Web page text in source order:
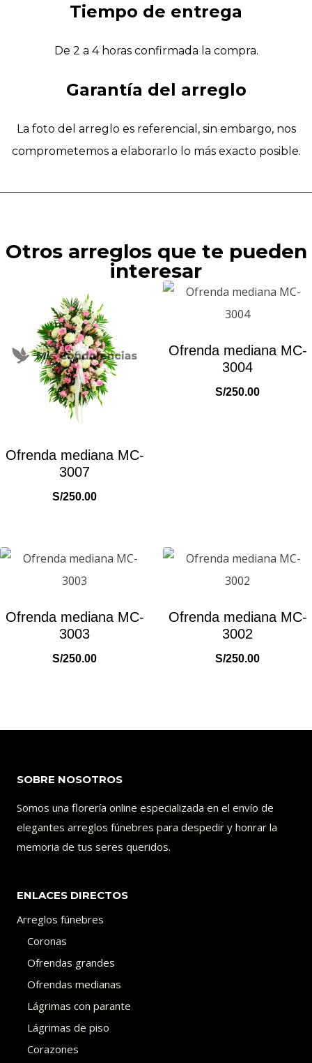
Tiempo de entrega
De 2 a 4 horas confirmada la compra.
Garantía del arreglo
La foto del arreglo es referencial, sin embargo, nos
comprometemos a elaborarlo lo más exacto posible.
Otros arreglos que te pueden
interesar
Ofrenda mediana MC-
3007
S/250.00
Ofrenda mediana MC-
3004
S/250.00
Ofrenda mediana MC-
3003
S/250.00
Ofrenda mediana MC-
3002
S/250.00
SOBRE NOSOTROS
Somos una florería online especializada en el envío de
elegantes arreglos fúnebres para despedir y honrar la
memoria de tus seres queridos.
ENLACES DIRECTOS
Arreglos fúnebres
Coronas
Ofrendas grandes
Ofrendas medianas
Lágrimas con parante
Lágrimas de piso
Corazones